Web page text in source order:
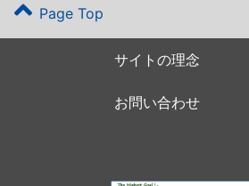
Page Top
サイトの理念
お問い合わせ